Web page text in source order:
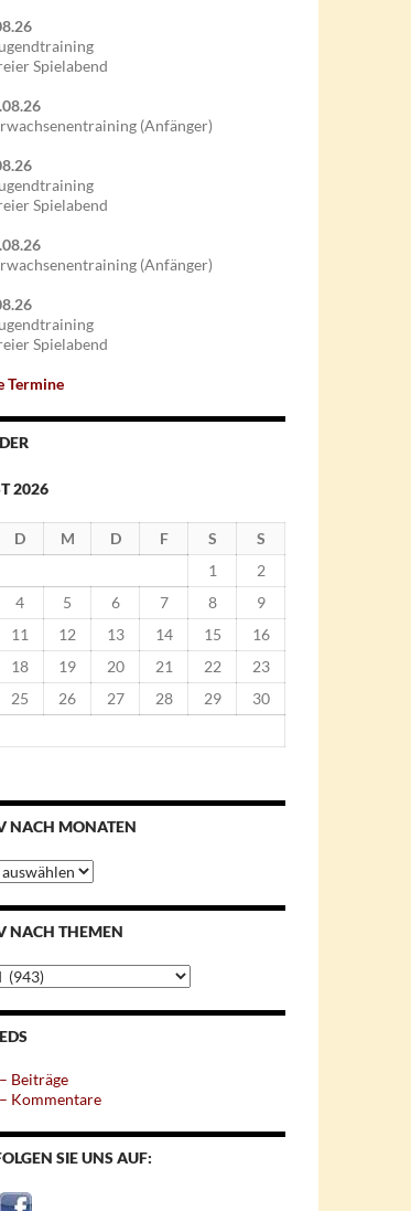
Spielabend
(Anfänger)
Spielabend
(Anfänger)
Spielabend
Termine
2026
D M D F S
S
1
2
4 5 6 7 8
9
11 12 13 14 15
16
18 19 20 21 22
23
25 26 27 28 29
30
NACH MONATEN
NACH THEMEN
– Beiträge
– Kommentare
SIE UNS AUF: